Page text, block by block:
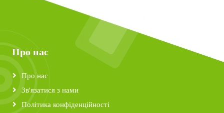
Про нас
Про нас
Зв'язатися з нами
Політика конфіденційності